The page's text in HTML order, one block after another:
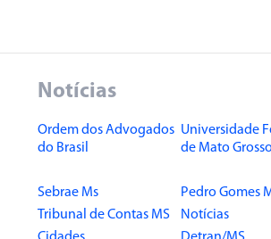
Notícias
Ordem dos Advogados
do Brasil
Universidade
de Mato
Sebrae Ms
Pedro Gomes
Tribunal de Contas MS
Notícias